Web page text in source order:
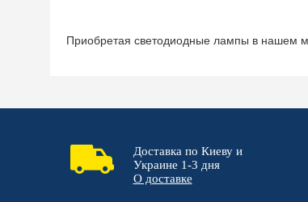
Приобретая светодиодные лампы в нашем
Доставка по Киеву и
Украине 1-3 дня
О доставке